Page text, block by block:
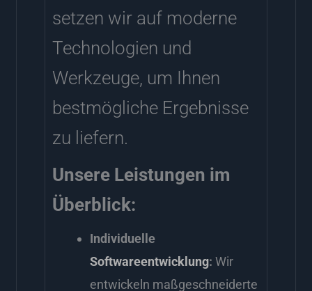
setzen wir auf moderne
Technologien und
Werkzeuge, um Ihnen
bestmögliche Ergebnisse
zu liefern.
Unsere Leistungen im
Überblick:
Individuelle
Softwareentwicklung: Wir
entwickeln maßgeschneiderte